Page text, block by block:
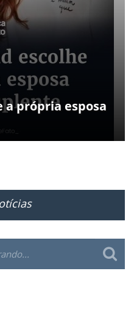
a própria esposa